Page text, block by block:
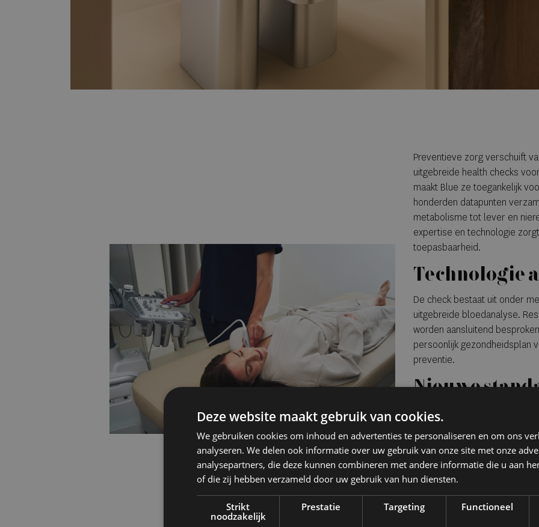
Preventieve zorg verschuift
uitgebreide health checks
maakt Blue ze toegankelijk
honderden datapunten
metabolisme tot lever en
expertise en technologie
toepasbaarheid.
Technologie
De check bestaat uit onder
uitgebreide bloedanalyse.
worden aansluitend
persoonlijk gezondheidsplan
preventie.
Nieuwe
gezondheid
Met deze aanpak
beweging waarin gezondheid
wordt. Niet wachten op
De eerste locatie in
schaalbare, datagedreven
Meer informatie of een
Deze website maakt gebruik van cookies.
We gebruiken cookies om inhoud en advertenties te personaliseren en om ons
analyseren. We delen ook informatie over uw gebruik van onze site met onze
analysepartners, die deze kunnen combineren met andere informatie die u aan
of die zij hebben verzameld door uw gebruik van hun diensten.
Strikt
noodzakelijk
Prestatie Targeting Functioneel